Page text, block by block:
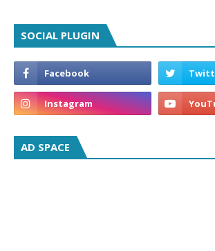
SOCIAL PLUGIN
AD SPACE